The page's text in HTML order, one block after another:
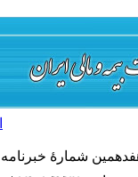
هفدهمین شمارۀ